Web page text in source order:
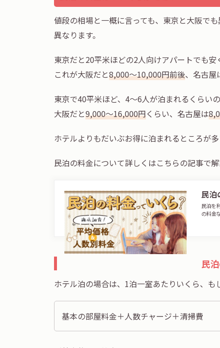
値段の相場と一概に言っても、東京と大阪で
異なります。
東京だと20平米ほどの2人向けアパートでも
これが大阪だと8,000～10,000円前後、名古屋
東京で40平米ほど、4～6人が泊まれるくらい
大阪だと9,000～16,000円くらい、名古屋は
ホテルよりもだいぶお得に泊まれるところが
民泊の料金について詳しくはこちらの記事で
民泊
民泊を
の料金
民
ホテル泊の場合は、1泊一室あたりいくら、
基本の部屋料金＋人数チャージ＋清掃費